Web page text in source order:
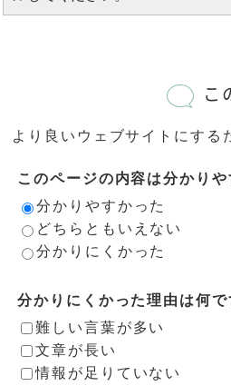
こ
より良いウェブサイトにす
このページの内容は分かり
分かりやすかった
どちらともいえない
分かりにくかった
分かりにくかった理由は何で
難しい言葉が多い
文章が長い
情報が足りていない